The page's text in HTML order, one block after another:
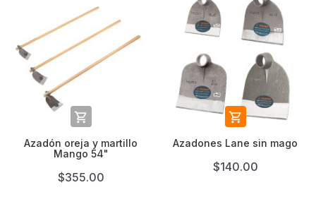

Azadón oreja y martillo
Mango 54"
$355.00

Azadones Lane sin mago
$140.00